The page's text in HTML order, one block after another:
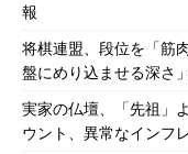
報
将棋連盟、段位を「筋
盤にめり込ませる深さ
実家の仏壇、「先祖」
ウント、異常なインフ